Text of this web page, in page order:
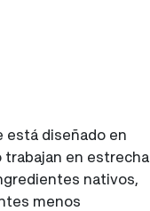
está diseñado en
en estrecha
nativos,
menos